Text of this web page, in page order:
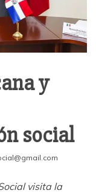
y
social
visita la